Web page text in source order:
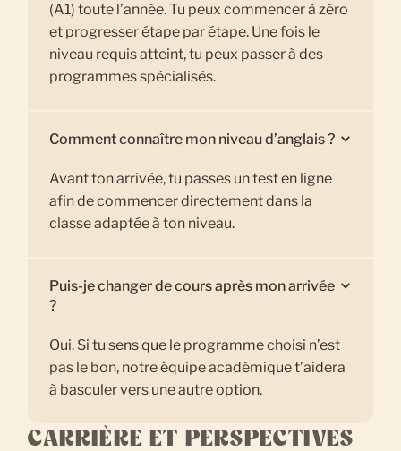
(A1) toute l’année. Tu peux commencer à zéro
et progresser étape par étape. Une fois le
niveau requis atteint, tu peux passer à des
programmes spécialisés.
Comment connaître mon niveau d’anglais ?
Avant ton arrivée, tu passes un test en ligne
afin de commencer directement dans la
classe adaptée à ton niveau.
Puis-je changer de cours après mon arrivée
?
Oui. Si tu sens que le programme choisi n’est
pas le bon, notre équipe académique t’aidera
à basculer vers une autre option.
CARRIÈRE ET PERSPECTIVES